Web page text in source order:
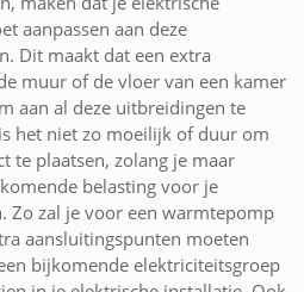
aanpassen aan deze
Dit maakt dat een extra
muur of de vloer van een kamer
aan al deze uitbreidingen te
het niet zo moeilijk of duur om
te plaatsen, zolang je maar
belasting voor je
Zo zal je voor een warmtepomp
aansluitingspunten moeten
bijkomende elektriciteitsgroep